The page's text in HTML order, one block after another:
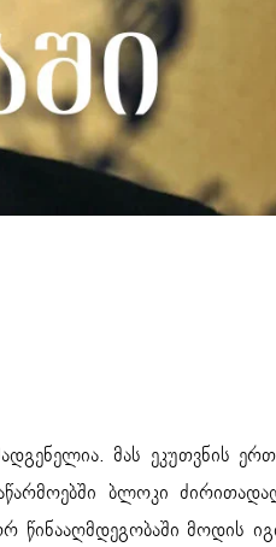
მას ეკუთვნის
ბლოკი
წინააღმდეგობაში მოდის